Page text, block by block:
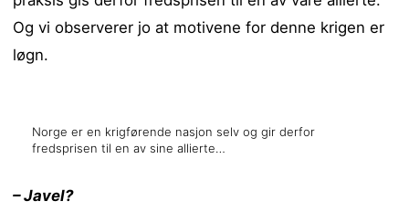
Og vi observerer jo at motivene for denne krigen er
løgn.
Norge er en krigførende nasjon selv og gir derfor
fredsprisen til en av sine allierte…
– Javel?